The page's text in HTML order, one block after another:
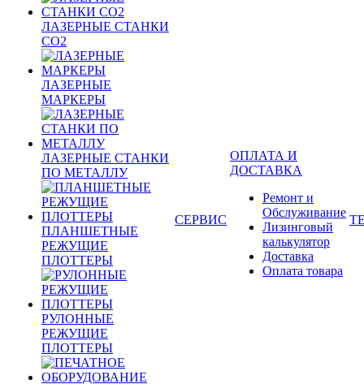
ЛАЗЕРНЫЕ СТАНКИ
CO2
ЛАЗЕРНЫЕ
МАРКЕРЫ
ЛАЗЕРНЫЕ СТАНКИ
ПО МЕТАЛЛУ
ПЛАНШЕТНЫЕ
РЕЖУЩИЕ
ПЛОТТЕРЫ
РУЛОННЫЕ
РЕЖУЩИЕ
ПЛОТТЕРЫ
СЕРВИС
ОПЛАТА И
ДОСТАВКА
Ремонт и
Обслуживание
Лизинговый
калькулятор
Доставка
Оплата товара